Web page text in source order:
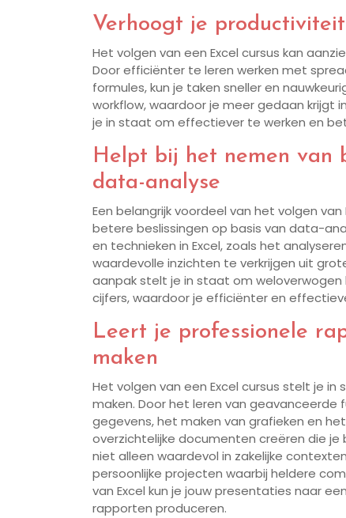
Verhoogt je productiviteit
Het volgen van een Excel cursus kan
Door efficiënter te leren werken met
formules, kun je taken sneller en
workflow, waardoor je meer gedaan krijgt
je in staat om effectiever te werken en
Helpt bij het nemen van
data-analyse
Een belangrijk voordeel van het volgen
betere beslissingen op basis van data-
en technieken in Excel, zoals het
waardevolle inzichten te verkrijgen uit
aanpak stelt je in staat om
cijfers, waardoor je efficiënter en
Leert je professionele
maken
Het volgen van een Excel cursus stelt je
maken. Door het leren van geavanceerde
gegevens, het maken van grafieken en
overzichtelijke documenten creëren die je
niet alleen waardevol in zakelijke
persoonlijke projecten waarbij heldere
van Excel kun je jouw presentaties naar
rapporten produceren.